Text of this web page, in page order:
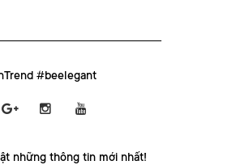
#beelegant
những thông tin mới nhất!